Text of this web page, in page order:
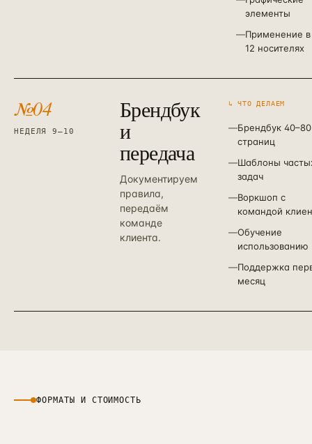
элементы
—Применение в
12 носителях
№04
НЕДЕЛЯ 9–10
Брендбук
и
передача
Документируем
правила,
передаём
команде
клиента.
↳ ЧТО ДЕЛАЕМ
—Брендбук 40–80
страниц
—Шаблоны
задач
—Воркшоп с
командой
—Обучение
использованию
—Поддержка
месяц
ФОРМАТЫ И СТОИМОСТЬ